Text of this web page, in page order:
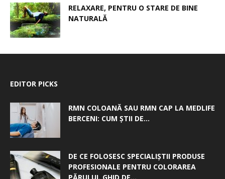
RELAXARE, PENTRU O STARE DE BINE
NATURALĂ
EDITOR PICKS
RMN COLOANĂ SAU RMN CAP LA MEDLIFE
BERCENI: CUM ȘTII DE...
DE CE FOLOSESC SPECIALIȘTII PRODUSE
PROFESIONALE PENTRU COLORAREA